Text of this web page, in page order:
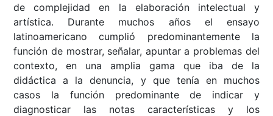
de complejidad en la elaboración intelectual y
artística. Durante muchos años el ensayo
latinoamericano cumplió predominantemente la
función de mostrar, señalar, apuntar a problemas del
contexto, en una amplia gama que iba de la
didáctica a la denuncia, y que tenía en muchos
casos la función predominante de indicar y
diagnosticar las notas características y los